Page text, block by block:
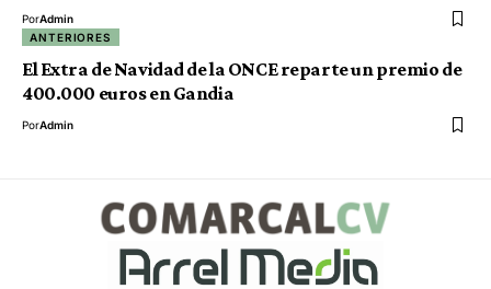
PorAdmin
ANTERIORES
El Extra de Navidad de la ONCE reparte un premio de
400.000 euros en Gandia
PorAdmin